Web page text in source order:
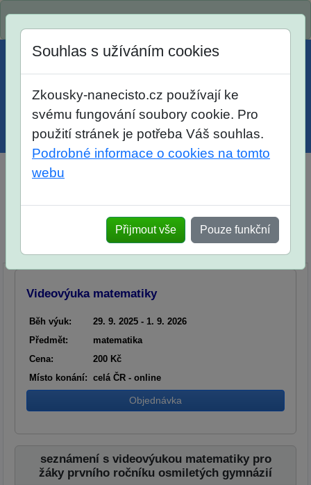
Menu Účet Košík
osmiletých gymnázií
Souhlas s užíváním cookies
Zkousky-nanecisto.cz používají ke
svému fungování soubory cookie. Pro
použití stránek je potřeba Váš souhlas.
Podrobné informace o cookies na tomto
webu
Přijmout vše Pouze funkční
Videovýuka matematiky
Běh výuk:
29. 9. 2025 - 1. 9. 2026
Předmět:
matematika
Cena:
200 Kč
Místo konání: celá ČR - online
Objednávka
seznámení s videovýukou matematiky pro
žáky prvního ročníku osmiletých gymnázií